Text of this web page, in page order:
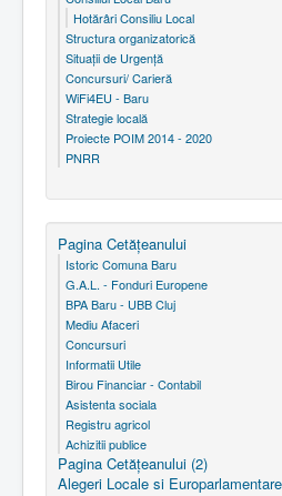
Hotărâri Consiliu Local
Structura organizatorică
Situaţii de Urgenţă
Concursuri/ Carieră
WiFi4EU - Baru
Strategie locală
Proiecte POIM 2014 - 2020
PNRR
Pagina Cetăţeanului
Istoric Comuna Baru
G.A.L. - Fonduri Europene
BPA Baru - UBB Cluj
Mediu Afaceri
Concursuri
Informatii Utile
Birou Financiar - Contabil
Asistenta sociala
Registru agricol
Achizitii publice
Pagina Cetăţeanului (2)
Alegeri Locale si